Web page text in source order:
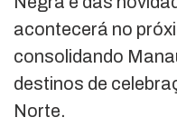
acontecerá no
consolidando
destinos de
Norte.